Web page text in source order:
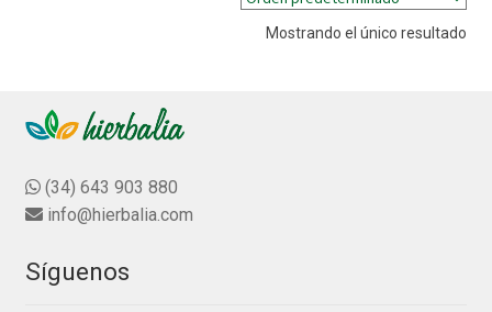
producto
tieneMostrando el único resultado
(34) 643 903 880
info@hierbalia.com
Síguenos